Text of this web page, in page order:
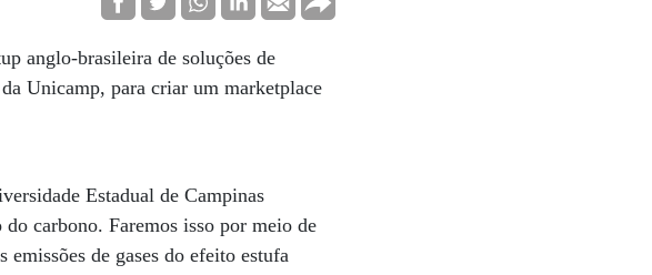
anglo-brasileira de soluções de
Unicamp, para criar um marketplace
Estadual de Campinas
carbono. Faremos isso por meio de
de gases do efeito estufa